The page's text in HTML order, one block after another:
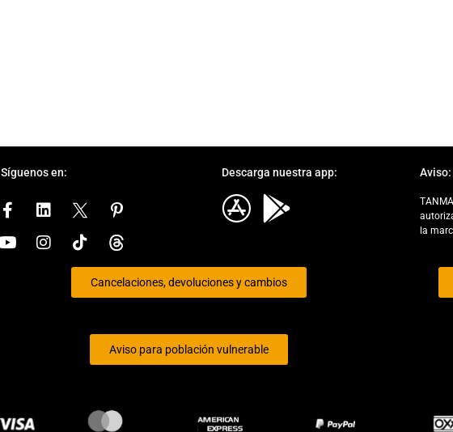
Síguenos en: Descarga nuestra app: Aviso:
la
Cancelaciones, devoluciones y cambios
Aviso para población vulnerable